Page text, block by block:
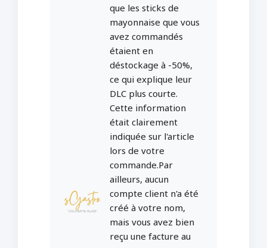
que les sticks de
mayonnaise que vous
avez commandés
étaient en
déstockage à -50%,
ce qui explique leur
DLC plus courte.
Cette information
était clairement
indiquée sur l'article
lors de votre
commande.Par
ailleurs, aucun
compte client n'a été
créé à votre nom,
mais vous avez bien
reçu une facture au